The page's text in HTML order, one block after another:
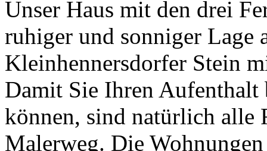
Unser Haus mit den drei
ruhiger und sonniger Lage
Kleinhennersdorfer Stein
Damit Sie Ihren Aufenthalt
können, sind natürlich alle
Malerweg. Die